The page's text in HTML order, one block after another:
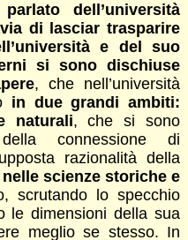
dell’università
di lasciar trasparire
e del suo
si sono dischiuse
, che nell’università
in due grandi ambiti:
naturali, che si sono
connessione di
razionalità della
scienze storiche e
scrutando lo specchio
le dimensioni della sua
meglio se stesso. In